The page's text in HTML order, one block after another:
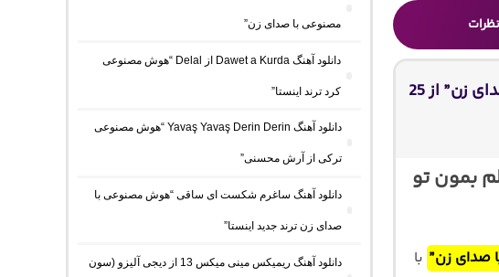
دانلود آهنگ عاشق تر از قبلم بمون تو پیشم “با صدای زن” از 25
از قبلم بمون تو
صدای زن” با
مصنوعی با صدای زن”
دانلود آهنگ Dawet a Kurda از Delal “هوش مصنوعی
کرد ترند اینستا”
دانلود آهنگ Yavaş Yavaş Derin Derin “هوش مصنوعی
ترکی از آرش محسنی”
دانلود آهنگ ساغرم شکست ای ساقی “هوش مصنوعی با
صدای زن ترند جدید اینستا”
دانلود آهنگ ریمیکس مینی میکس 13 از دیجی آلیزو (سون